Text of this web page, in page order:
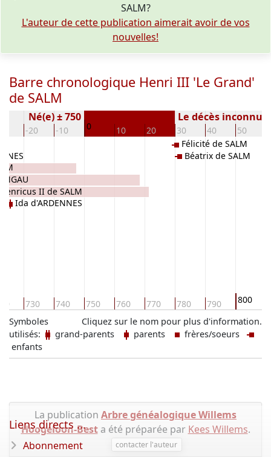
SALM?
L'auteur de cette publication aimerait avoir de vos
nouvelles!
Barre chronologique Henri III 'Le Grand'
de SALM
-20 -10 0 10 20 30 40 50
Né(e) ± 750 Le décès inconnu
730 740 750 760 770 780 790 800
Henricus II de SALM
Ida d'ARDENNES
Félicité de SALM
Béatrix de SALM
Cliquez sur le nom pour plus d'information.
Symboles
utilisés:
grand-parents parents
frères/soeurs
enfants
La publication Arbre généalogique Willems
Hoogeloon-Besta été préparée par Kees Willems.
contacter l'auteur
Liens directs ...
Abonnement